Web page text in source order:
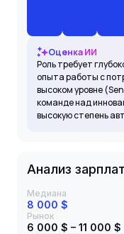
Оценка ИИ
Роль требует
опыта работы с
высоком уровне
команде над
высокую степень
Анализ
Медиана
8 000 $
Рынок
6 000 $ – 11 000 $